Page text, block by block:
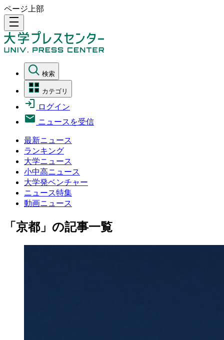
ページ上部
density_medium
検索
カテゴリ
ログイン
ニュースを受信
最新ニュース
ランキング
大学ニュース
小中高ニュース
大学発ベンチャー
ニュース特集
動画ニュース
「京都」の記事一覧